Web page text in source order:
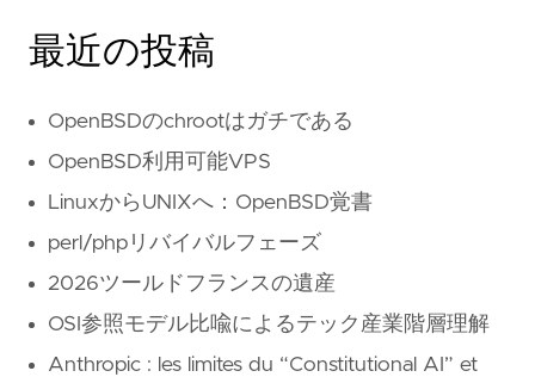
最近の投稿
OpenBSDのchrootはガチである
OpenBSD利用可能VPS
LinuxからUNIXへ：OpenBSD覚書
perl/phpリバイバルフェーズ
2026ツールドフランスの遺産
OSI参照モデル比喩によるテック産業階層理解
Anthropic : les limites du “Constitutional AI” et